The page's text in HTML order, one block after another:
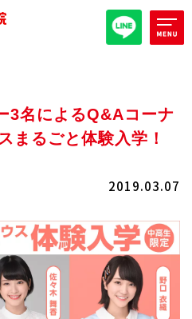
週1コース
3名によるQ&Aコーナ
まるごと体験入学！
2019.03.07